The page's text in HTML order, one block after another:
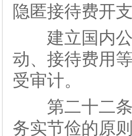
隐匿接待费开支
建立国内公
动、接待费用
受审计。
第二十二条
务实节俭的原